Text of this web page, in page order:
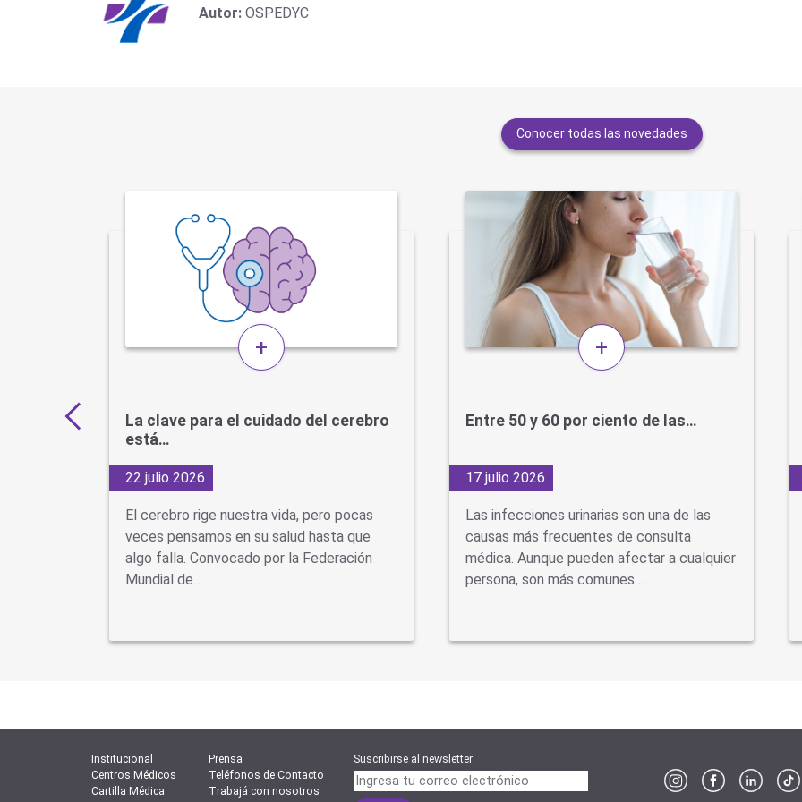
Autor: OSPEDYC
Conocer todas las novedades
+
La clave para el cuidado del cerebro
está…
22 julio 2026
El cerebro rige nuestra vida, pero pocas
veces pensamos en su salud hasta que
algo falla. Convocado por la Federación
Mundial de…
+
Entre 50 y 60 por ciento de las…
17 julio 2026
Las infecciones urinarias son una de las
causas más frecuentes de consulta
médica. Aunque pueden afectar a cualquier
persona, son más comunes…
Institucional
Centros Médicos
Cartilla Médica
Prensa
Teléfonos de Contacto
Trabajá con nosotros
Suscribirse al newsletter: